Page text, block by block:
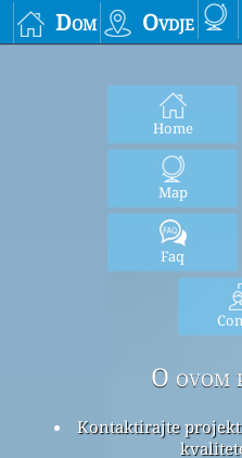
Dom Ovdje
Home
Map
Faq
O ovom
Kontaktirajte